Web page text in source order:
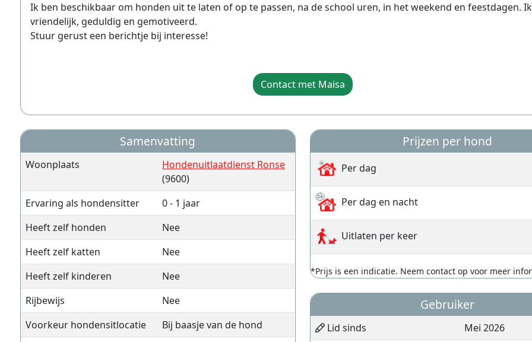
Ik ben beschikbaar om honden uit te laten of op te passen, na de school uren, in het weekend en feestdagen.
vriendelijk, geduldig en gemotiveerd.
Stuur gerust een berichtje bij interesse!
Contact met Maisa
Samenvatting
Woonplaats
Hondenuitlaatdienst Ronse
(9600)
Ervaring als hondensitter
0 - 1 jaar
Heeft zelf honden
Nee
Heeft zelf katten
Nee
Heeft zelf kinderen
Nee
Rijbewijs
Nee
Voorkeur hondensitlocatie
Bij baasje van de hond
Prijzen per hond
Per dag
Per dag en nacht
Uitlaten per keer
*Prijs is een indicatie. Neem contact op voor meer
Gebruiker
Lid sinds
Mei 2026